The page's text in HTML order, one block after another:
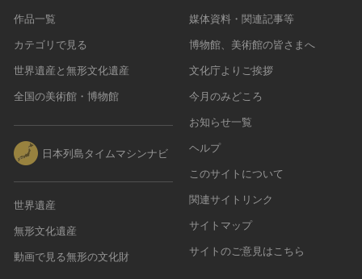
美術工芸品
伝統芸能
工芸技術
民俗芸能
作品一覧
カテゴリで見る
世界遺産と無形文化遺産
全国の美術館・博物館
日本列島タイムマシンナビ
世界遺産
無形文化遺産
動画で見る無形の文化財
媒体資料・関連記事等
博物館、美術館の皆さまへ
文化庁よりご挨拶
今月のみどころ
お知らせ一覧
ヘルプ
このサイトについて
関連サイトリンク
サイトマップ
サイトのご意見はこちら